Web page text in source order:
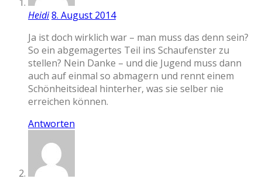
Heidi8. August 2014
Ja ist doch wirklich war – man muss das denn sein?
So ein abgemagertes Teil ins Schaufenster zu
stellen? Nein Danke – und die Jugend muss dann
auch auf einmal so abmagern und rennt einem
Schönheitsideal hinterher, was sie selber nie
erreichen können.
Antworten